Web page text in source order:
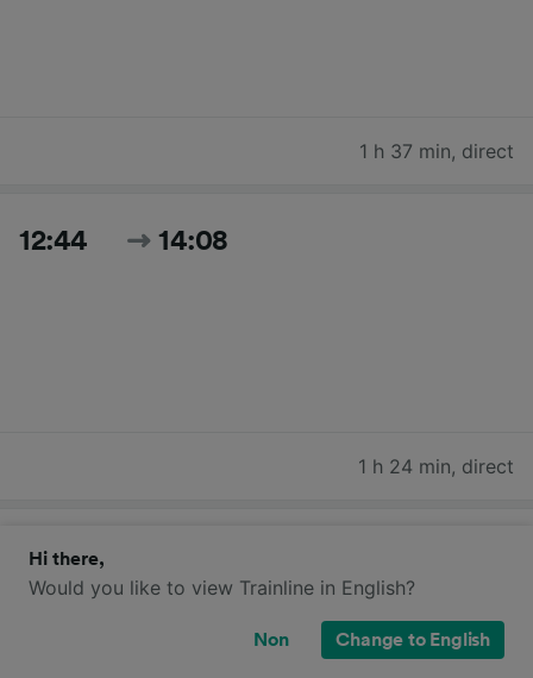
1 h 37 min, direct
12:44 14:08
1 h 24 min, direct
13:44
Hi there,
Would you like to view Trainline in English?
Non Change to English